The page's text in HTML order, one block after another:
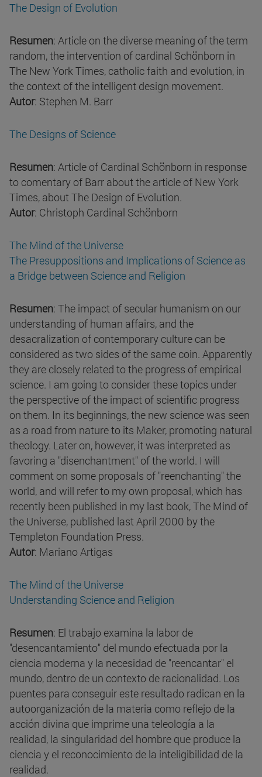
The Design of Evolution
Resumen: Article on the diverse meaning of the term
random, the intervention of cardinal Schönborn in
The New York Times, catholic faith and evolution, in
the context of the intelligent design movement.
Autor: Stephen M. Barr
The Designs of Science
Resumen: Article of Cardinal Schönborn in response
to comentary of Barr about the article of New York
Times, about The Design of Evolution.
Autor: Christoph Cardinal Schönborn
The Mind of the Universe
The Presuppositions and Implications of Science as
a Bridge between Science and Religion
Resumen: The impact of secular humanism on our
understanding of human affairs, and the
desacralization of contemporary culture can be
considered as two sides of the same coin. Apparently
they are closely related to the progress of empirical
science. I am going to consider these topics under
the perspective of the impact of scientific progress
on them. In its beginnings, the new science was seen
as a road from nature to its Maker, promoting natural
theology. Later on, however, it was interpreted as
favoring a "disenchantment" of the world. I will
comment on some proposals of "reenchanting" the
world, and will refer to my own proposal, which has
recently been published in my last book, The Mind of
the Universe, published last April 2000 by the
Templeton Foundation Press.
Autor: Mariano Artigas
The Mind of the Universe
Understanding Science and Religion
Resumen: El trabajo examina la labor de
"desencantamiento" del mundo efectuada por la
ciencia moderna y la necesidad de "reencantar" el
mundo, dentro de un contexto de racionalidad. Los
puentes para conseguir este resultado radican en la
autoorganización de la materia como reflejo de la
acción divina que imprime una teleología a la
realidad, la singularidad del hombre que produce la
ciencia y el reconocimiento de la inteligibilidad de la
realidad.